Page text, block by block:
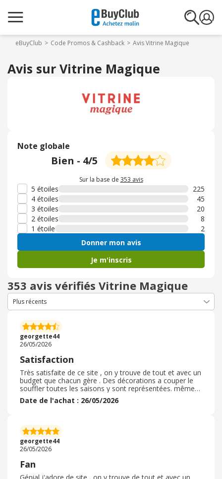
eBuyClub Code Promos & Cashback Avis Vitrine Magique
Avis sur Vitrine Magique
Note globale
Bien - 4/5
Sur la base de 353 avis
5 étoiles
225
4 étoiles
45
3 étoiles
20
2 étoiles
8
1 étoile
2
Donner mon avis
Je m'inscris
353 avis vérifiés Vitrine Magique
georgette44
26/05/2026
Satisfaction
Très satisfaite de ce site , on y trouve de tout et avec un
budget que chacun gère . Des décorations a couper le
souffler toutes les saisons y sont représentées. même
Pâques , décorations , chocolats , nappes . bref, je
recommande ce site. La livraison est conforme, bon des
bases pour certains pour d'autres très bien. EN tout cas
de nombreux catalogues sont envoyés et des mails de
promotions seront vite dans vos boites .
Date de l'achat : 26/05/2026
georgette44
26/05/2026
Fan